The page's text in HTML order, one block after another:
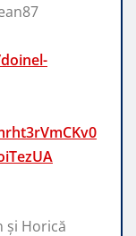
și Horică